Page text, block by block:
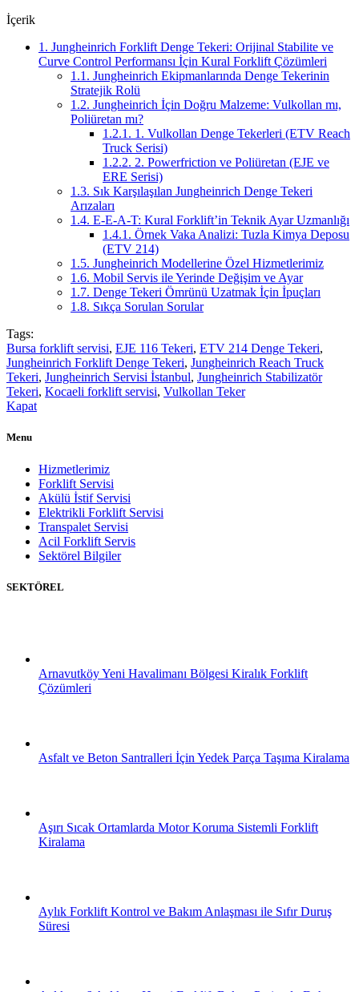
İçerik
1. Jungheinrich Forklift Denge Tekeri: Orijinal Stabilite ve
Curve Control Performansı İçin Kural Forklift Çözümleri
1.1. Jungheinrich Ekipmanlarında Denge Tekerinin
Stratejik Rolü
1.2. Jungheinrich İçin Doğru Malzeme: Vulkollan mı,
Poliüretan mı?
1.2.1. 1. Vulkollan Denge Tekerleri (ETV Reach
Truck Serisi)
1.2.2. 2. Powerfriction ve Poliüretan (EJE ve
ERE Serisi)
1.3. Sık Karşılaşılan Jungheinrich Denge Tekeri
Arızaları
1.4. E-E-A-T: Kural Forklift’in Teknik Ayar Uzmanlığı
1.4.1. Örnek Vaka Analizi: Tuzla Kimya Deposu
(ETV 214)
1.5. Jungheinrich Modellerine Özel Hizmetlerimiz
1.6. Mobil Servis ile Yerinde Değişim ve Ayar
1.7. Denge Tekeri Ömrünü Uzatmak İçin İpuçları
1.8. Sıkça Sorulan Sorular
Tags:
Bursa forklift servisi, EJE 116 Tekeri, ETV 214 Denge Tekeri,
Jungheinrich Forklift Denge Tekeri, Jungheinrich Reach Truck
Tekeri, Jungheinrich Servisi İstanbul, Jungheinrich Stabilizatör
Tekeri, Kocaeli forklift servisi, Vulkollan Teker
Kapat
Menu
Hizmetlerimiz
Forklift Servisi
Akülü İstif Servisi
Elektrikli Forklift Servisi
Transpalet Servisi
Acil Forklift Servis
Sektörel Bilgiler
SEKTÖREL
Arnavutköy Yeni Havalimanı Bölgesi Kiralık Forklift
Çözümleri
Asfalt ve Beton Santralleri İçin Yedek Parça Taşıma Kiralama
Aşırı Sıcak Ortamlarda Motor Koruma Sistemli Forklift
Kiralama
Aylık Forklift Kontrol ve Bakım Anlaşması ile Sıfır Duruş
Süresi